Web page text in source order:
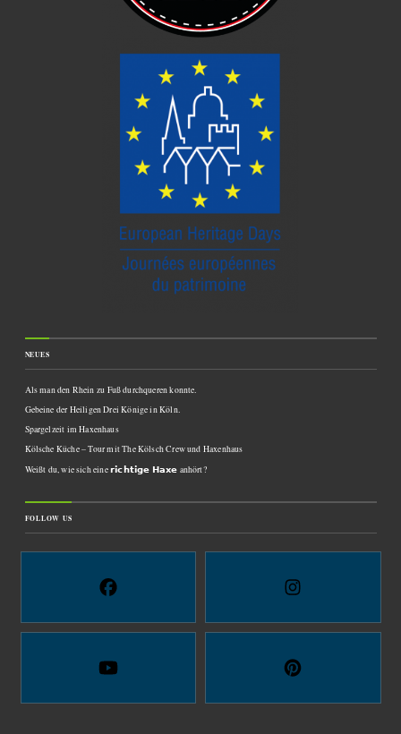
NEUES
Als man den Rhein zu Fuß durchqueren konnte.
Gebeine der Heiligen Drei Könige in Köln.
Spargelzeit im Haxenhaus
Kölsche Küche – Tour mit The Kölsch Crew und Haxenhaus
Weißt du, wie sich eine 𝗿𝗶𝗰𝗵𝘁𝗶𝗴𝗲 𝗛𝗮𝘅𝗲 anhört?
FOLLOW US